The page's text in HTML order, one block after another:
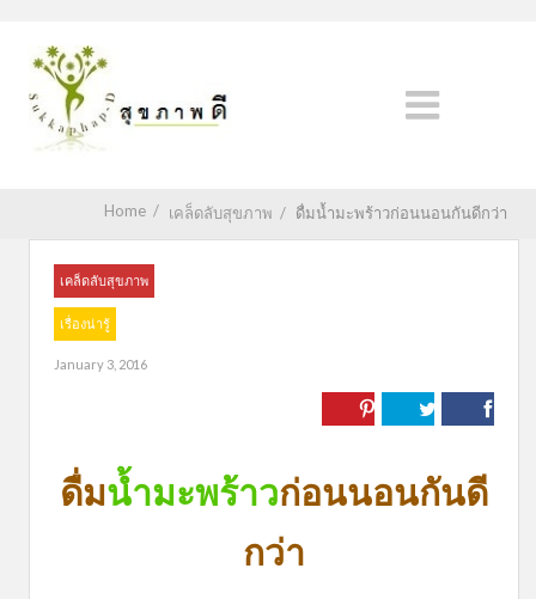
Home / เคล็ดลับสุขภาพ / ดื่มน้ำมะพร้าวก่อนนอนกันดีกว่า
เคล็ดลับสุขภาพ
เรื่องน่ารู้
January 3, 2016
ดื่มน้ำมะพร้าวก่อนนอนกันดี
กว่า